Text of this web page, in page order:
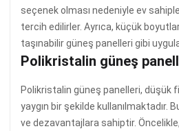
seçenek olması nedeniyle ev
tercih edilirler. Ayrıca, küçük
taşınabilir güneş panelleri gibi
Polikristalin güneş
Polikristalin güneş panelleri, düşük
yaygın bir şekilde kullanılmaktadır.
ve dezavantajlara sahiptir.